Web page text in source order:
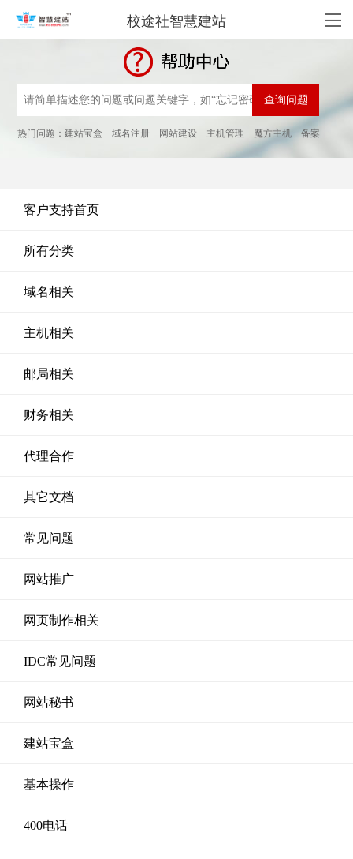
校途社智慧建站
热门问题：建站宝盒 域名注册 网站建设 主机管理 魔方主机 备案
客户支持首页
所有分类
域名相关
主机相关
邮局相关
财务相关
代理合作
其它文档
常见问题
网站推广
网页制作相关
IDC常见问题
网站秘书
建站宝盒
基本操作
400电话